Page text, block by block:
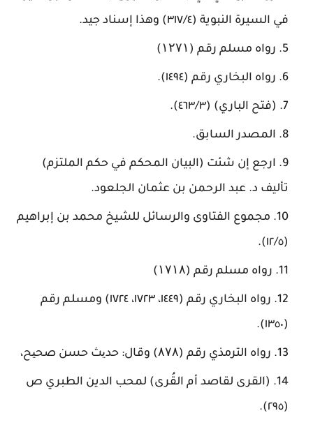
في السيرة النبوية (٣١٧/٤) وهذا إسناد جيد.
رواه مسلم رقم (۱۲۷۱)
رواه البخاري رقم (١٤٩٤).
(فتح الباري) (٤٦٣/٣).
المصدر السابق.
ارجع إن شئت (البيان المحكم في حكم الملتزم)
تأليف د. عبد الرحمن بن عثمان الجلعود.
مجموع الفتاوى والرسائل للشيخ محمد بن إبراهيم
(١٢/٥).
رواه مسلم رقم (۱۷۱۸)
رواه البخاري رقم (١٤٤٩، ١٧٢٣، ١٧٢٤) ومسلم رقم
(١٣٥٠).
رواه الترمذي رقم (۸۷۸) وقال: حدیث حسن صحیح،
(القرى لقاصد أم القُرى) لمحب الدين الطبري ص
(٢٩٥).